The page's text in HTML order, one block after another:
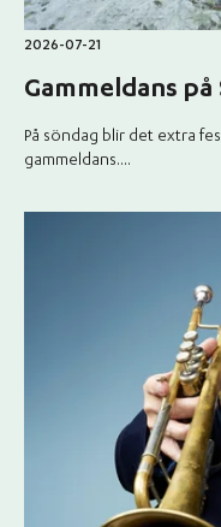
2026-07-21
Gammeldans
På söndag blir det extra
gammeldans....